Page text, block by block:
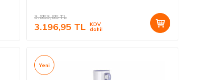
3.653,65TL
3.196,95 TL KDV
dahil
Yeni